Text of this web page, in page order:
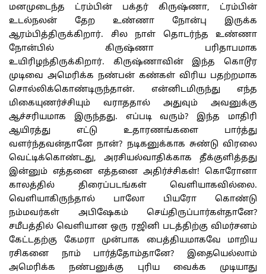
மனமுடைந்த ட்ரம்பின் பக்தர் கிருஷ்ணா, ட்ரம்பின்
உடல்நலன் தேற உண்ணா நோன்பு இருக்க
ஆரம்பித்திருக்கிறார். சில நாள் தொடர்ந்த உண்ணா
நோன்பில் கிருஷ்ணா பரிதாபமாக
உயிரிழந்திருக்கிறார். கிருஷ்ணாவின் இந்த கொடூர
முடிவை அமெரிக்க நண்பன் கண்கள் விரிய பதற்றமாக
சொல்லிக்கொண்டிருந்தான். என்னிடமிருந்து எந்த
மிகையுணர்ச்சியும் வராததால் அதுவும் அவனுக்கு
ஆச்சரியமாக இருந்தது. எப்படி வரும்? இந்த மாதிரி
ஆயிரத்து எட்டு உதாரணங்களை பார்த்து
வளர்ந்தவன்தானே நான்? நடிகனுக்காக சுண்டு விரலை
வெட்டிக்கொண்டது, அரசியல்வாதிக்காக தீக்குளித்தது
இன்னும் எத்தனை எத்தனை அதிர்ச்சிகள்! கொரோனா
காலத்தில் திரைப்படங்கள் வெளியாகவில்லை.
வெளியாகிருந்தால் பாலோ பியரோ கொண்டு
நம்மவர்கள் அபிஷேகம் செய்திருப்பார்கள்தானே?
சமீபத்தில் வெளியான ஒரு ரஜினி படத்திற்கு விமர்சனம்
கேட்டதற்கு கேமரா முன்பாக பைத்தியமாகவே மாறிய
ரசிகனை நாம் பார்த்தோம்தானே? இதையெல்லாம்
அமெரிக்க நண்பனுக்கு புரிய வைக்க முடியாது